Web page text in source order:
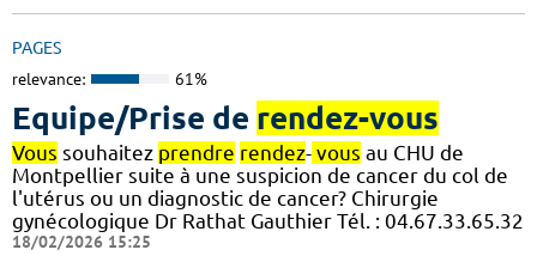
PAGES
relevance: 61%
Equipe/Prise de rendez-vous
Vous souhaitez prendre rendez- vous au CHU de
Montpellier suite à une suspicion de cancer du col de
l'utérus ou un diagnostic de cancer? Chirurgie
gynécologique Dr Rathat Gauthier Tél. : 04.67.33.65.32
18/02/2026 15:25